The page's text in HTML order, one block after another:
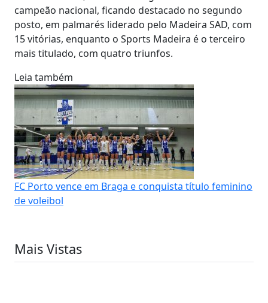
campeão nacional, ficando destacado no segundo
posto, em palmarés liderado pelo Madeira SAD, com
15 vitórias, enquanto o Sports Madeira é o terceiro
mais titulado, com quatro triunfos.
Leia também
FC Porto vence em Braga e conquista título feminino
de voleibol
Mais Vistas